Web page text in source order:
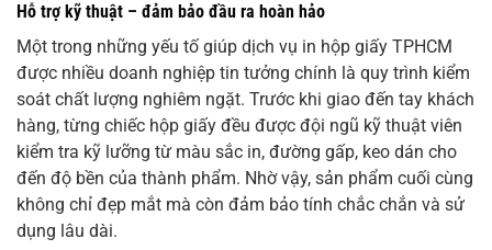
Hỗ trợ kỹ thuật – đảm bảo đầu ra hoàn hảo
Một trong những yếu tố giúp dịch vụ in hộp giấy TPHCM
được nhiều doanh nghiệp tin tưởng chính là quy trình kiểm
soát chất lượng nghiêm ngặt. Trước khi giao đến tay khách
hàng, từng chiếc hộp giấy đều được đội ngũ kỹ thuật viên
kiểm tra kỹ lưỡng từ màu sắc in, đường gấp, keo dán cho
đến độ bền của thành phẩm. Nhờ vậy, sản phẩm cuối cùng
không chỉ đẹp mắt mà còn đảm bảo tính chắc chắn và sử
dụng lâu dài.